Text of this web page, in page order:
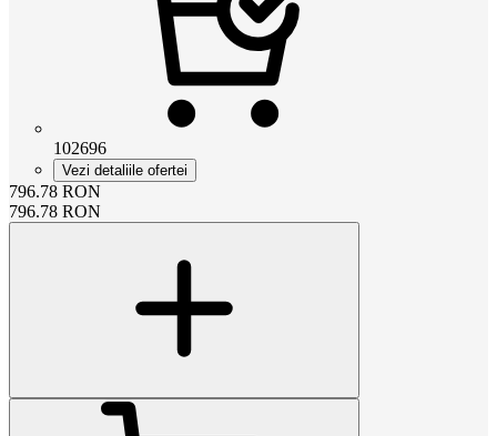
102696
Vezi detaliile ofertei
796.78 RON
796.78 RON